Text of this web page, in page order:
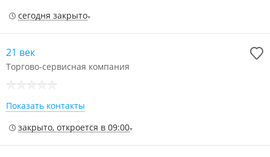
сегодня закрыто
21 век
Торгово-сервисная компания
Показать контакты
закрыто, откроется в 09:00